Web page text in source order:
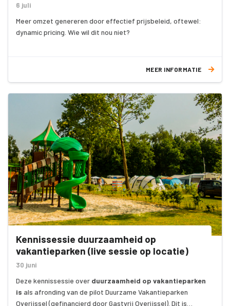
6 juli
Meer omzet genereren door effectief prijsbeleid, oftewel:
dynamic pricing. Wie wil dit nou niet?
MEER INFORMATIE
Kennissessie duurzaamheid op
vakantieparken (live sessie op locatie)
30 juni
Deze kennissessie over duurzaamheid op vakantieparken
is als afronding van de pilot Duurzame Vakantieparken
Overijssel (gefinancierd door Gastvrij Overijssel). Dit is